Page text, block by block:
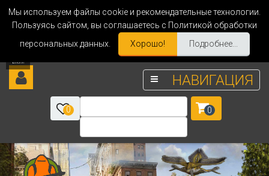
Мы используем файлы cookie и рекомендательные технологии.
Пользуясь сайтом, вы соглашаетесь с Политикой обработки
персональных данных.
Хорошо! Подробнее...
НАВИГАЦИЯ
0 0